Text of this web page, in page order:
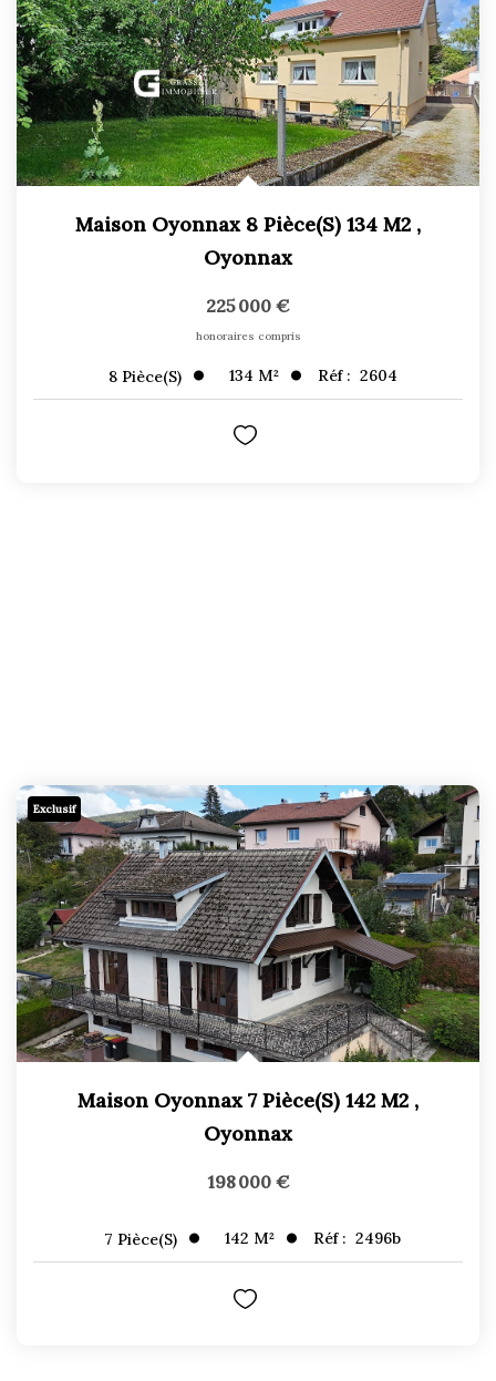
Maison Oyonnax 8 Pièce(s) 134 M2 ,
Oyonnax
225 000 €
honoraires compris
8 Pièce(s) 134 M² Réf : 2604
Exclusif
Maison Oyonnax 7 Pièce(s) 142 M2 ,
Oyonnax
198 000 €
7 Pièce(s) 142 M² Réf : 2496b